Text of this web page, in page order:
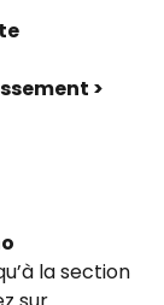
>
la section